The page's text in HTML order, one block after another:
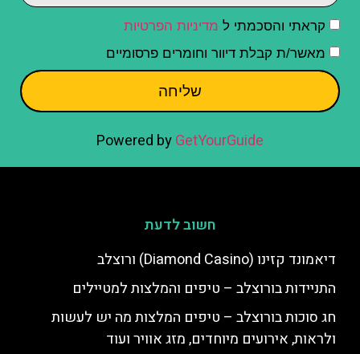
קראתי והסכמתי ל מדיניות הפרטיות
מאשר/ת קבלת דיוור וחומרים פרסומיים
שליחה
Powered byGetYourGuide
חשוב לדעת
דיאמונד קזינו (Diamond Casino) ורוצלב
התניידות בורוצלב – טיפים והמלצות למטיילים
חג סוכות בורוצלב – טיפים המלצות מה יש לעשות
ולראות, אירועים מיוחדים, מזג אוויר ועוד